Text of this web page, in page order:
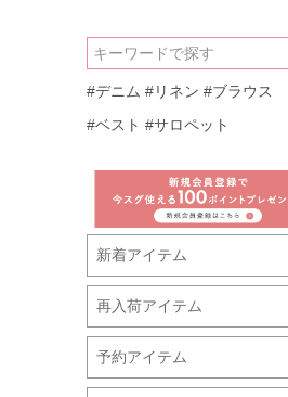
#デニム #リネン #ブラウス
#ベスト #サロペット
新着アイテム
再入荷アイテム
予約アイテム